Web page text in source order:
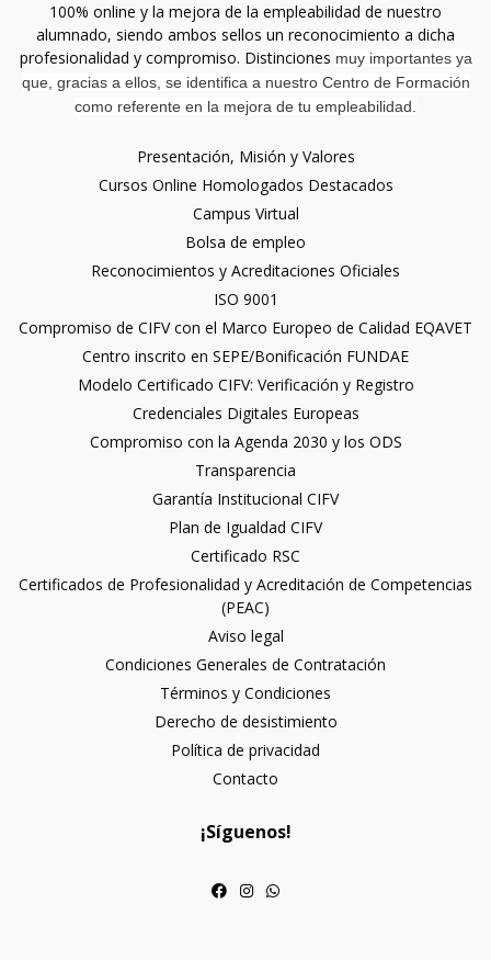
100% online y la mejora de la empleabilidad de nuestro
alumnado, siendo ambos sellos un reconocimiento a dicha
profesionalidad y compromiso. Distinciones muy importantes ya
que, gracias a ellos, se identifica a nuestro Centro de Formación
como referente en la mejora de tu empleabilidad.
Presentación, Misión y Valores
Cursos Online Homologados Destacados
Campus Virtual
Bolsa de empleo
Reconocimientos y Acreditaciones Oficiales
ISO 9001
Compromiso de CIFV con el Marco Europeo de Calidad EQAVET
Centro inscrito en SEPE/Bonificación FUNDAE
Modelo Certificado CIFV: Verificación y Registro
Credenciales Digitales Europeas
Compromiso con la Agenda 2030 y los ODS
Transparencia
Garantía Institucional CIFV
Plan de Igualdad CIFV
Certificado RSC
Certificados de Profesionalidad y Acreditación de Competencias
(PEAC)
Aviso legal
Condiciones Generales de Contratación
Términos y Condiciones
Derecho de desistimiento
Política de privacidad
Contacto
¡Síguenos!